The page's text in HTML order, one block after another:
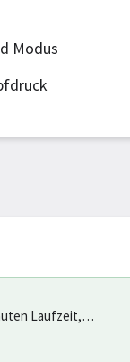
Modus
Laufzeit,
Violett)